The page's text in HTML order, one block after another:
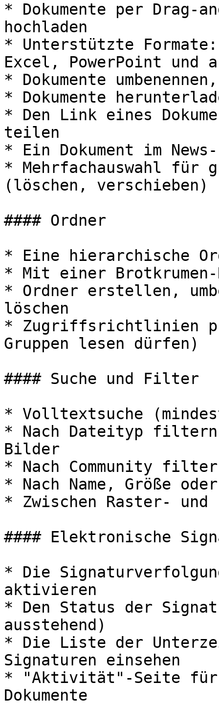
* Dokumente per Drag-
hochladen
* Unterstützte
Excel, PowerPoint und
* Dokumente
* Dokumente
* Den Link eines
teilen
* Ein Dokument im
* Mehrfachauswahl für
(löschen, verschieben)
#### Ordner
* Eine hierarchische
* Mit einer
* Ordner erstellen,
löschen
* Zugriffsrichtlinien
Gruppen lesen dürfen)
#### Suche und Filter
* Volltextsuche
* Nach Dateityp
Bilder
* Nach Community
* Nach Name, Größe
* Zwischen Raster-
#### Elektronische
* Die
aktivieren
* Den Status der
ausstehend)
* Die Liste der
Signaturen einsehen
* "Aktivität"-Seite für
Dokumente